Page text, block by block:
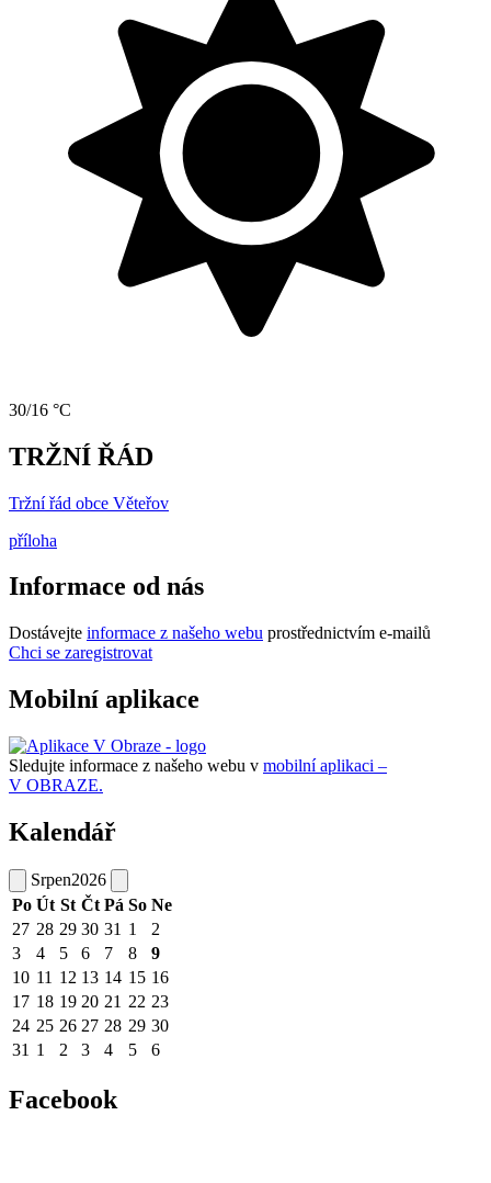
30/16 °C
TRŽNÍ ŘÁD
Tržní řád obce Věteřov
příloha
Informace od nás
Dostávejte informace z našeho webu prostřednictvím e-mailů
Chci se zaregistrovat
Mobilní aplikace
Sledujte informace z našeho webu v mobilní aplikaci –
V OBRAZE.
Kalendář
Srpen2026
Po Út St Čt Pá So Ne
27 28 29 30 31 1
2
3
4 5 6 7 8
9
10 11 12 13 14 15 16
17 18 19 20 21 22 23
24 25 26 27 28 29 30
31 1 2 3 4 5 6
Facebook